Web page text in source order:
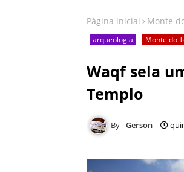
Página inicial Monte
arqueologia Monte do
Waqf sela
Templo
Gerson